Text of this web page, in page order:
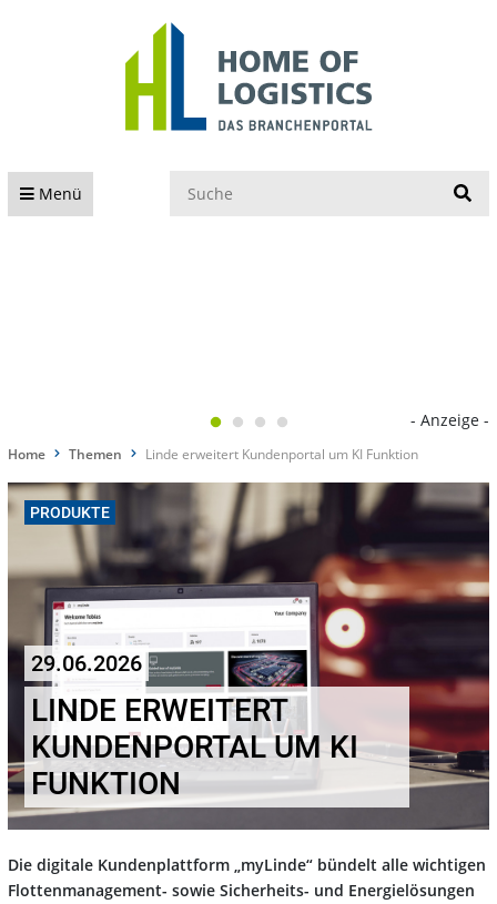
Menü
- Anzeige -
Home Themen Linde erweitert Kundenportal um KI Funktion
PRODUKTE
29.06.2026
LINDE ERWEITERT
KUNDENPORTAL UM KI
FUNKTION
Die digitale Kundenplattform „myLinde“ bündelt alle wichtigen
Flottenmanagement- sowie Sicherheits- und Energielösungen